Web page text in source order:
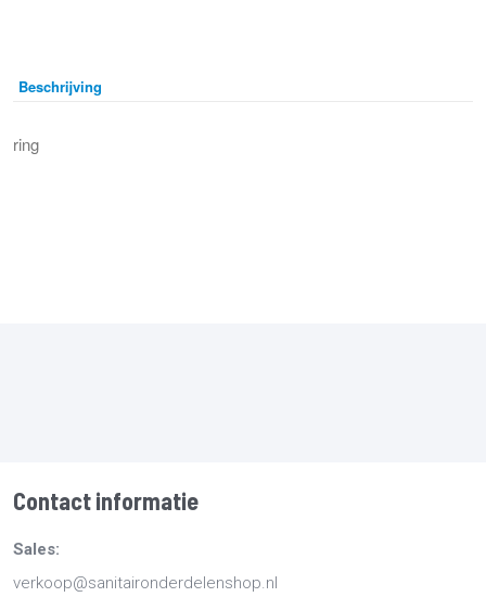
Beschrijving
ring
Contact informatie
Sales:
verkoop@sanitaironderdelenshop.nl